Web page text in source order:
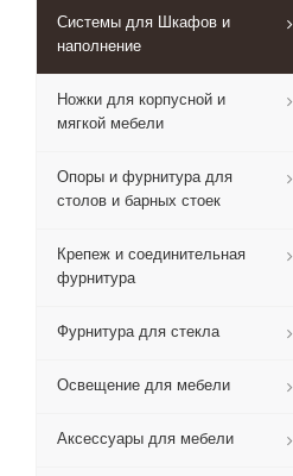
Системы для Шкафов и
наполнение
Ножки для корпусной и
мягкой мебели
Опоры и фурнитура для
столов и барных стоек
Крепеж и соединительная
фурнитура
Фурнитура для стекла
Освещение для мебели
Аксессуары для мебели